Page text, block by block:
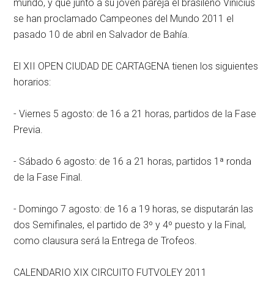
mundo, y que junto a su joven pareja el brasileño Vinicius
se han proclamado Campeones del Mundo 2011 el
pasado 10 de abril en Salvador de Bahía.
El XII OPEN CIUDAD DE CARTAGENA tienen los siguientes
horarios:
- Viernes 5 agosto: de 16 a 21 horas, partidos de la Fase
Previa.
- Sábado 6 agosto: de 16 a 21 horas, partidos 1ª ronda
de la Fase Final.
- Domingo 7 agosto: de 16 a 19 horas, se disputarán las
dos Semifinales, el partido de 3º y 4º puesto y la Final,
como clausura será la Entrega de Trofeos.
CALENDARIO XIX CIRCUITO FUTVOLEY 2011